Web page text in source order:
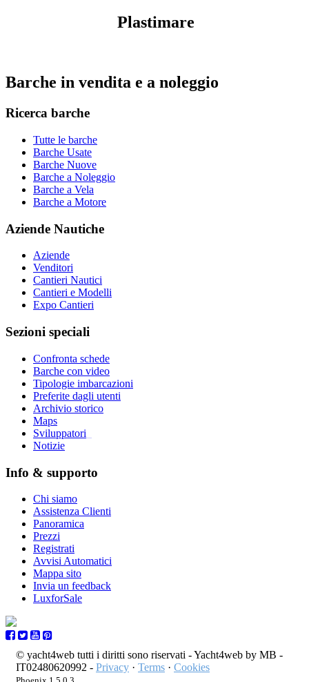
Plastimare
Barche in vendita e a noleggio
Ricerca barche
Tutte le barche
Barche Usate
Barche Nuove
Barche a Noleggio
Barche a Vela
Barche a Motore
Aziende Nautiche
Aziende
Venditori
Cantieri Nautici
Cantieri e Modelli
Expo Cantieri
Sezioni speciali
Confronta schede
Barche con video
Tipologie imbarcazioni
Preferite dagli utenti
Archivio storico
Maps
Sviluppatori
Notizie
Info & supporto
Chi siamo
Assistenza Clienti
Panoramica
Prezzi
Registrati
Avvisi Automatici
Mappa sito
Invia un feedback
LuxforSale
© yacht4web tutti i diritti sono riservati -Yacht4web by MB -
IT02480620992 - Privacy · Terms · Cookies